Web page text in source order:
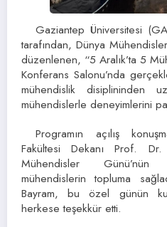
Gaziantep Üniversitesi
tarafından, Dünya
düzenlenen, “5 Aralık’ta 5
Konferans Salonu’nda
mühendislik disiplininden
mühendislerle deneyimlerini
Programın açılış
Fakültesi Dekanı Prof.
Mühendisler
mühendislerin topluma
Bayram, bu özel günün
herkese teşekkür etti.